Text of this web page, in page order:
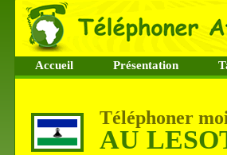
Accueil Présentation
Téléphoner
AU